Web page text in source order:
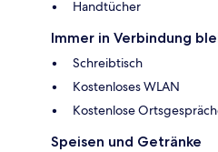
Handtücher
Immer in Verbindung
Schreibtisch
Kostenloses WLAN
Kostenlose
Speisen und Getränke